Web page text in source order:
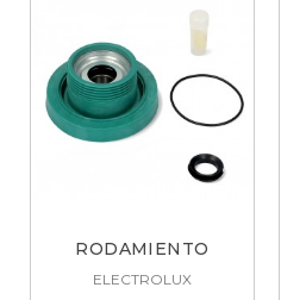
RODAMIENTO
DERECHO
ELECTROLUX